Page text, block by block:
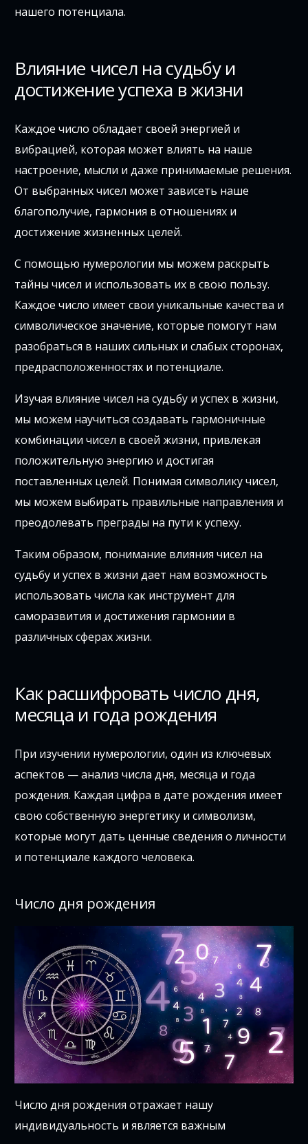
нашего потенциала.
Влияние чисел на судьбу и
достижение успеха в жизни
Каждое число обладает своей энергией и
вибрацией, которая может влиять на наше
настроение, мысли и даже принимаемые решения.
От выбранных чисел может зависеть наше
благополучие, гармония в отношениях и
достижение жизненных целей.
С помощью нумерологии мы можем раскрыть
тайны чисел и использовать их в свою пользу.
Каждое число имеет свои уникальные качества и
символическое значение, которые помогут нам
разобраться в наших сильных и слабых сторонах,
предрасположенностях и потенциале.
Изучая влияние чисел на судьбу и успех в жизни,
мы можем научиться создавать гармоничные
комбинации чисел в своей жизни, привлекая
положительную энергию и достигая
поставленных целей. Понимая символику чисел,
мы можем выбирать правильные направления и
преодолевать преграды на пути к успеху.
Таким образом, понимание влияния чисел на
судьбу и успех в жизни дает нам возможность
использовать числа как инструмент для
саморазвития и достижения гармонии в
различных сферах жизни.
Как расшифровать число дня,
месяца и года рождения
При изучении нумерологии, один из ключевых
аспектов — анализ числа дня, месяца и года
рождения. Каждая цифра в дате рождения имеет
свою собственную энергетику и символизм,
которые могут дать ценные сведения о личности
и потенциале каждого человека.
Число дня рождения
Число дня рождения отражает нашу
индивидуальность и является важным